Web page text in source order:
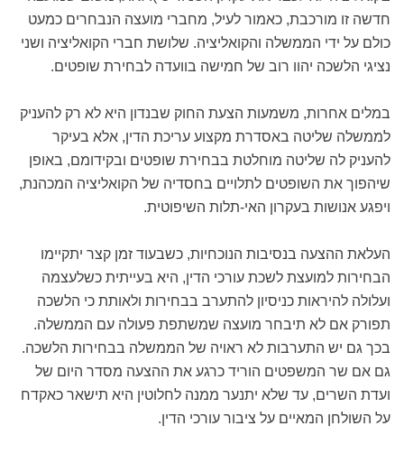
חדשה זו מורכבת, כאמור לעיל, מחברי מועצה הנבחרים כמעט
כולם על ידי הממשלה והקואליציה. שלושת חברי הקואליציה ושני
נציגי הלשכה יהוו רוב של חמישה בוועדה לבחירת שופטים.
במלים אחרות, משמעות הצעת החוק שבנדון היא לא רק להעניק
לממשלה שליטה באסדרת מקצוע עריכת הדין, אלא בעיקר
להעניק לה שליטה מוחלטת בבחירת שופטים ובקידומם, באופן
שיהפוך את השופטים לתלויים בחסדיה של הקואליציה המכהנת,
ויפגע אנושות בעקרון האי-תלות השיפוטית.
העלאת ההצעה בנסיבות הנוכחיות, כשבעוד זמן קצר יתקיימו
הבחירות למועצת לשכת עורכי הדין, היא בעייתית כשלעצמה
ועלולה להיראות כניסיון להתערב בבחירות ולאותת כי הלשכה
תפורק אם לא תיבחר מועצה שמשתפת פעולה עם הממשלה.
בכך גם יש התערבות לא ראויה של הממשלה בבחירות הלשכה.
גם אם שר המשפטים הוריד כרגע את ההצעה מסדר היום של
ועדת השרים, עד שלא יתנער ממנה לחלוטין היא תישאר כאקדח
על השולחן המאיים על ציבור עורכי הדין.